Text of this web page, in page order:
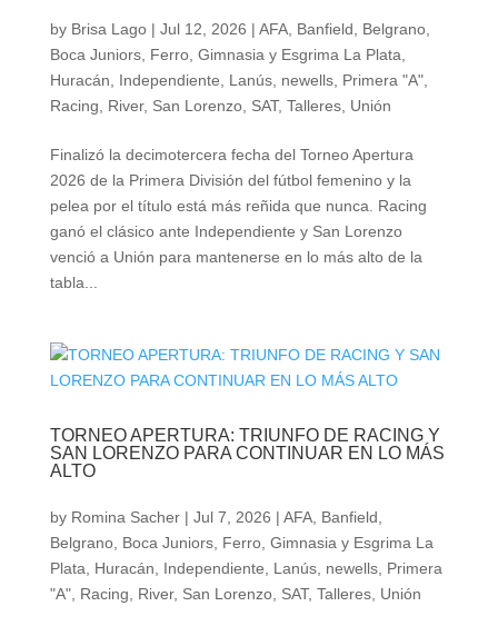
by Brisa Lago| Jul 12, 2026 | AFA, Banfield Belgrano,
Boca Juniors, Ferro, Gimnasia y Esgrima La Plata
Huracán
Independiente Lanús, newells, Primera "A",
Racing
River, San Lorenzo, SAT, Talleres, Unión
Finalizó la decimotercera fecha del Torneo Apertura
2026 de la Primera División del fútbol femenino y la
pelea por el título está más reñida que nunca. Racing
ganó el clásico ante Independiente y San Lorenzo
venció a Unión para mantenerse en lo más alto de la
tabla...
TORNEO APERTURA: TRIUNFO DE RACING Y
SAN LORENZO PARA CONTINUAR EN LO MÁS
ALTO
by Romina Sacher| Jul 7, 2026 | AFA, Banfield
Belgrano, Boca Juniors, Ferro, Gimnasia y Esgrima La
Plata
Huracán Independiente Lanús, newells, Primera
"A", Racing River, San Lorenzo, SAT, Talleres, Unión